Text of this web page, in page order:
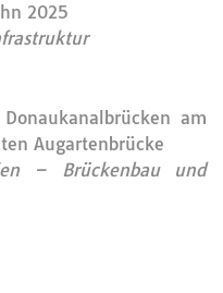
2025
am
Augartenbrücke
– Brückenbau und